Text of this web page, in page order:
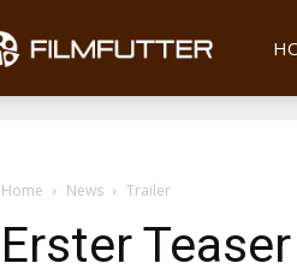
Home News Trailer
Erster